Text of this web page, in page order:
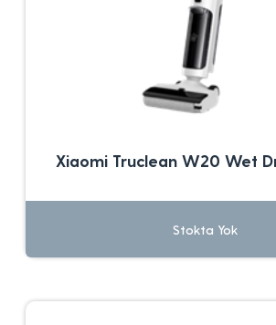
Xiaomi Truclean W20 Wet
Stokta Yok